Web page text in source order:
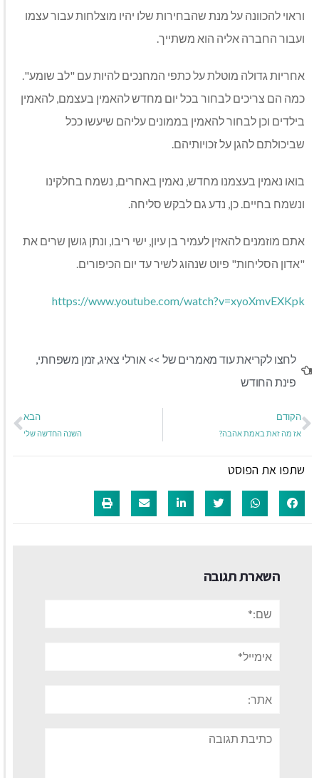
וראוי להכוונה על מנת שהבחירות שלו יהיו מוצלחות עבור עצמו
ועבור החברה אליה הוא משתייך.
אחריות גדולה מוטלת על כתפי המחנכים להיות עם "לב שומע".
כמה הם צריכים לבחור בכל יום מחדש להאמין בעצמם, להאמין
בילדים וכן לבחור להאמין בממונים עליהם שיעשו ככל
שביכולתם להגן על זכויותיהם.
בואו נאמין בעצמנו מחדש, נאמין באחרים, נשמח בחלקינו
ונשמח בחיים. כן, נדע גם לבקש סליחה.
אתם מוזמנים להאזין לעמיר בן עיון, ישי ריבו, ונתן גושן שרים את
"אדון הסליחות" פיוט שנהוג לשיר עד יום הכיפורים.
https://www.youtube.com/watch?v=xyoXmvEXKpk
לחצו לקריאת עוד מאמרים של >> אורלי צאיג, זמן משפחתי,
פינת החודש
הקודם
אז מה זאת באמת אהבה?
הבא
השנה החדשה שלי
שתפו את הפוסט
השארת תגובה
תגובה